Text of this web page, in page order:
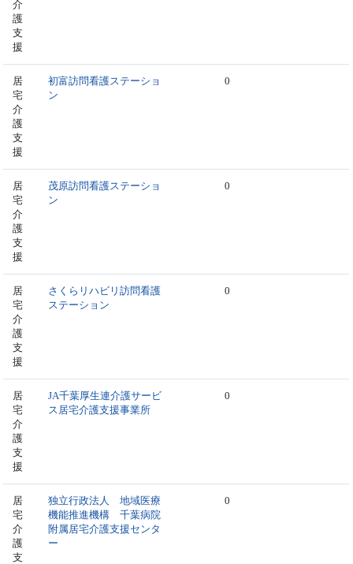
介
護
支
援
居
宅
介
護
支
援
初富訪問看護ステーショ
ン
0
居
宅
介
護
支
援
茂原訪問看護ステーショ
ン
0
居
宅
介
護
支
援
さくらリハビリ訪問看護
ステーション
0
居
宅
介
護
支
援
JA千葉厚生連介護サービ
ス居宅介護支援事業所
0
居
宅
介
護
支
独立行政法人 地域医療
機能推進機構 千葉病院
附属居宅介護支援センタ
ー
0